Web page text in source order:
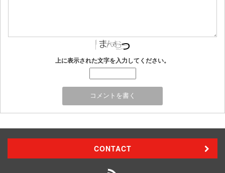
上に表示された文字を入力してください。
CONTACT